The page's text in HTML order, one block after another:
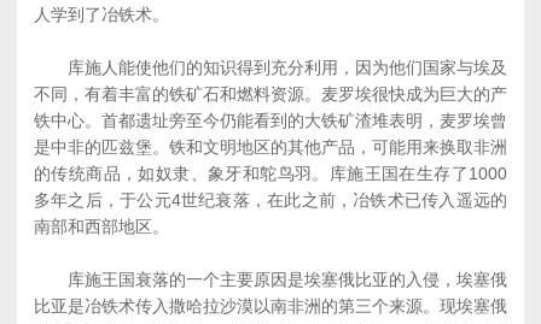
人学到了冶铁术。
库施人能使他们的知识得到充分利用，因为他们国家与埃及
不同，有着丰富的铁矿石和燃料资源。麦罗埃很快成为巨大的产
铁中心。首都遗址旁至今仍能看到的大铁矿渣堆表明，麦罗埃曾
是中非的匹兹堡。铁和文明地区的其他产品，可能用来换取非洲
的传统商品，如奴隶、象牙和鸵鸟羽。库施王国在生存了1000
多年之后，于公元4世纪衰落，在此之前，冶铁术已传入遥远的
南部和西部地区。
库施王国衰落的一个主要原因是埃塞俄比亚的入侵，埃塞俄
比亚是冶铁术传入撒哈拉沙漠以南非洲的第三个来源。现埃塞俄